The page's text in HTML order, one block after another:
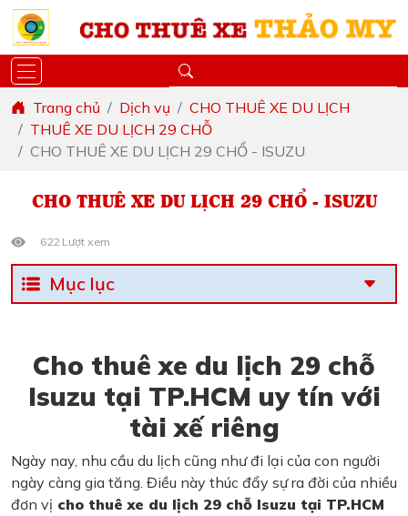
Trang chủ Dịch vụ
CHO THUÊ XE DU LỊCH
THUÊ XE DU LỊCH 29 CHỖ
CHO THUÊ XE DU LỊCH 29 CHỔ - ISUZU
CHO THUÊ XE DU LỊCH 29 CHỔ - ISUZU
622 Lượt xem
Mục lục
Cho thuê xe du lịch 29 chỗ
Isuzu tại TP.HCM uy tín với
tài xế riêng
Ngày nay, nhu cầu du lịch cũng như đi lại của con người
ngày càng gia tăng. Điều này thúc đẩy sự ra đời của nhiều
đơn vị cho thuê xe du lịch 29 chỗ Isuzu tại TP.HCM